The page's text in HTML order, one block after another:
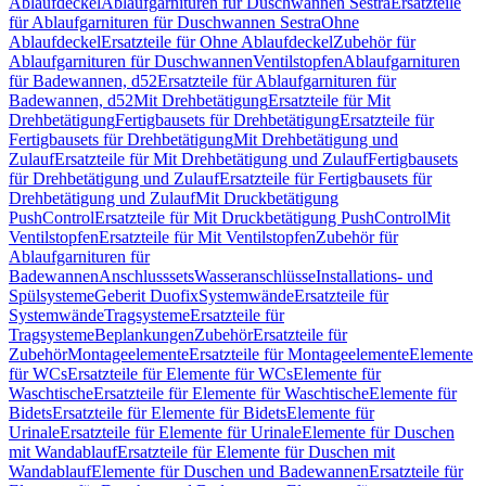
für Ablaufgarnituren für Duschwannen SestraOhne
AblaufdeckelErsatzteile für Ohne AblaufdeckelZubehör für
Ablaufgarnituren für DuschwannenVentilstopfenAblaufgarnituren
für Badewannen, d52Ersatzteile für Ablaufgarnituren für
Badewannen, d52Mit DrehbetätigungErsatzteile für Mit
DrehbetätigungFertigbausets für DrehbetätigungErsatzteile für
Fertigbausets für DrehbetätigungMit Drehbetätigung und
ZulaufErsatzteile für Mit Drehbetätigung und ZulaufFertigbausets
für Drehbetätigung und ZulaufErsatzteile für Fertigbausets für
Drehbetätigung und ZulaufMit Druckbetätigung
PushControlErsatzteile für Mit Druckbetätigung PushControlMit
VentilstopfenErsatzteile für Mit VentilstopfenZubehör für
Ablaufgarnituren für
BadewannenAnschlusssetsWasseranschlüsseInstallations- und
SpülsystemeGeberit DuofixSystemwändeErsatzteile für
SystemwändeTragsystemeErsatzteile für
TragsystemeBeplankungenZubehörErsatzteile für
ZubehörMontageelementeErsatzteile für MontageelementeElemente
für WCsErsatzteile für Elemente für WCsElemente für
WaschtischeErsatzteile für Elemente für WaschtischeElemente für
BidetsErsatzteile für Elemente für BidetsElemente für
UrinaleErsatzteile für Elemente für UrinaleElemente für Duschen
mit WandablaufErsatzteile für Elemente für Duschen mit
WandablaufElemente für Duschen und BadewannenErsatzteile für